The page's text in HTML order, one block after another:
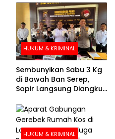
Pengejaran
HUKUM & KRIMINAL
Sembunyikan Sabu 3 Kg
di Bawah Ban Serep,
Sopir Langsung Diangkut
HUKUM & KRIMINAL